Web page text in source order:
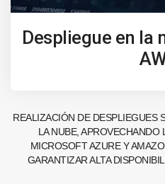
Despliegue en la
REALIZACIÓN DE DESPLIEGUES
LA NUBE, APROVECHANDO
MICROSOFT AZURE Y
GARANTIZAR ALTA